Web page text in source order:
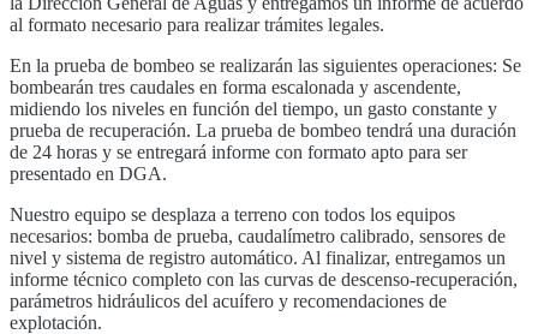
al formato necesario para realizar trámites legales.
En la prueba de bombeo se realizarán las siguientes operaciones: Se
bombearán tres caudales en forma escalonada y ascendente,
midiendo los niveles en función del tiempo, un gasto constante y
prueba de recuperación. La prueba de bombeo tendrá una duración
de 24 horas y se entregará informe con formato apto para ser
presentado en DGA.
Nuestro equipo se desplaza a terreno con todos los equipos
necesarios: bomba de prueba, caudalímetro calibrado, sensores de
nivel y sistema de registro automático. Al finalizar, entregamos un
informe técnico completo con las curvas de descenso-recuperación,
parámetros hidráulicos del acuífero y recomendaciones de
explotación.